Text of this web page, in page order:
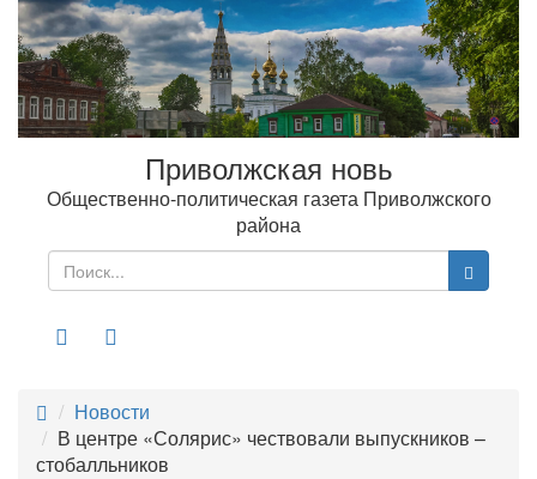
Приволжская новь
Общественно-политическая газета Приволжского
района
Новости
В центре «Солярис» чествовали выпускников –
стобалльников